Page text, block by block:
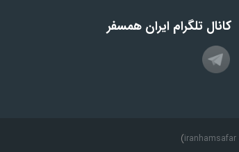
مسئولیت اجتماعی در کدال مکلف شدند
کانال تلگرام ایران همسفر
iranhamsafar
)